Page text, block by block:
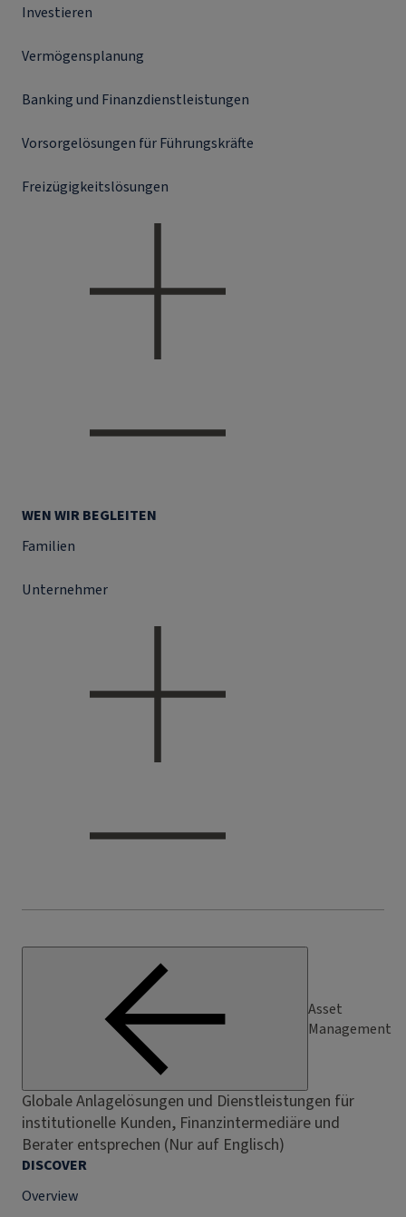
Investieren
Vermögensplanung
Banking und Finanzdienstleistungen
Vorsorgelösungen für Führungskräfte
Freizügigkeitslösungen
WEN WIR BEGLEITEN
Familien
Unternehmer
Asset
Management
Globale Anlagelösungen und Dienstleistungen für
institutionelle Kunden, Finanzintermediäre und
Berater entsprechen (Nur auf Englisch)
DISCOVER
Overview